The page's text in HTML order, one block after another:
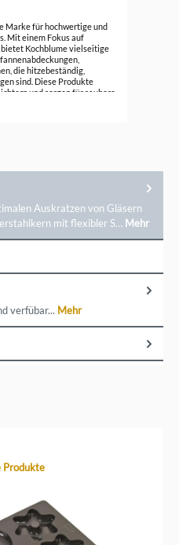
Marke für hochwertige und
Mit einem Fokus auf
Kochblume vielseitige
die hitzebeständig,
sind. Diese Produkte
und sorgen für saubere
Auskratzen von Gläsern
mit flexibler S… Mehr
verfübar... Mehr
Produkte